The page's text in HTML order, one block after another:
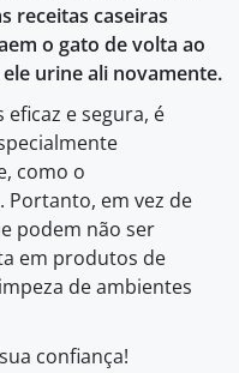
receitas caseiras
o gato de volta ao
urine ali novamente.
e segura, é
como o
Portanto, em vez de
podem não ser
em produtos de
de ambientes
confiança!